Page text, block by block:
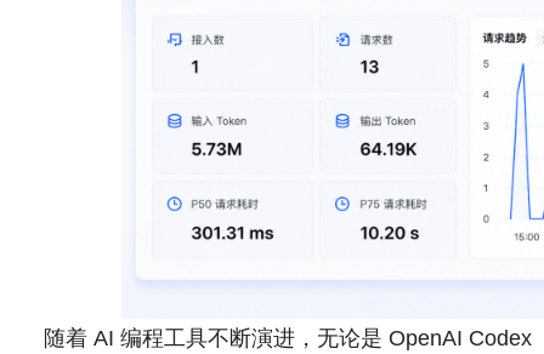
随着 AI 编程工具不断演进，无论是 OpenAI